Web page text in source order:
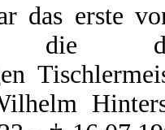
das erste
die